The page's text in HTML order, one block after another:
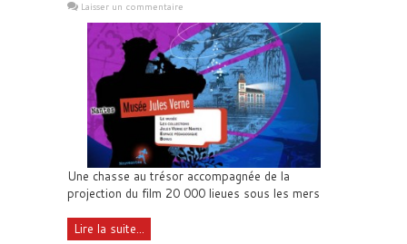
Laisser un commentaire
Une chasse au trésor accompagnée de la
projection du film 20 000 lieues sous les mers
Lire la suite...